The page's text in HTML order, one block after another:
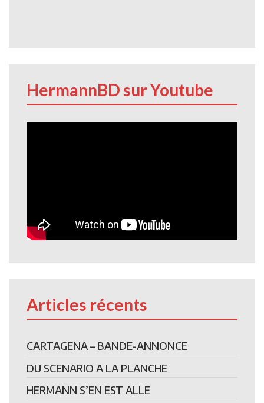
HermannBD sur Youtube
Articles récents
CARTAGENA – BANDE-ANNONCE
DU SCENARIO A LA PLANCHE
HERMANN S’EN EST ALLE